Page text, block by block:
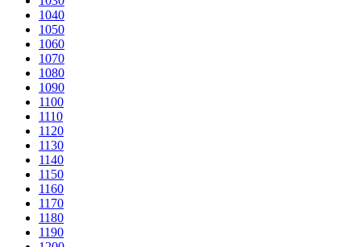
1040
1050
1060
1070
1080
1090
1100
1110
1120
1130
1140
1150
1160
1170
1180
1190